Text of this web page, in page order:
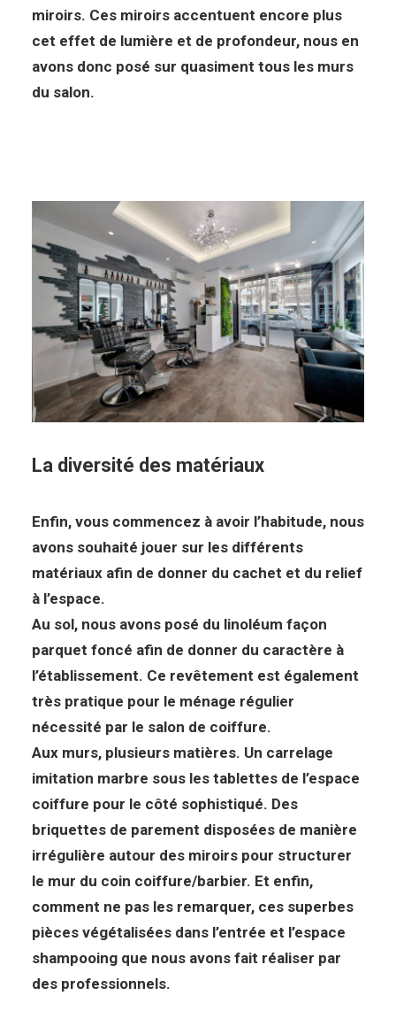
miroirs. Ces miroirs accentuent encore plus
cet effet de lumière et de profondeur, nous en
avons donc posé sur quasiment tous les murs
du salon.
La diversité des matériaux
Enfin, vous commencez à avoir l’habitude, nous
avons souhaité jouer sur les différents
matériaux afin de donner du cachet et du relief
à l’espace.
Au sol, nous avons posé du linoléum façon
parquet foncé afin de donner du caractère à
l’établissement. Ce revêtement est également
très pratique pour le ménage régulier
nécessité par le salon de coiffure.
Aux murs, plusieurs matières. Un carrelage
imitation marbre sous les tablettes de l’espace
coiffure pour le côté sophistiqué. Des
briquettes de parement disposées de manière
irrégulière autour des miroirs pour structurer
le mur du coin coiffure/barbier. Et enfin,
comment ne pas les remarquer, ces superbes
pièces végétalisées dans l’entrée et l’espace
shampooing que nous avons fait réaliser par
des professionnels.